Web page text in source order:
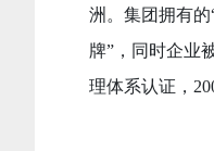
洲。集团拥有
牌”，同时企业
理体系认证，